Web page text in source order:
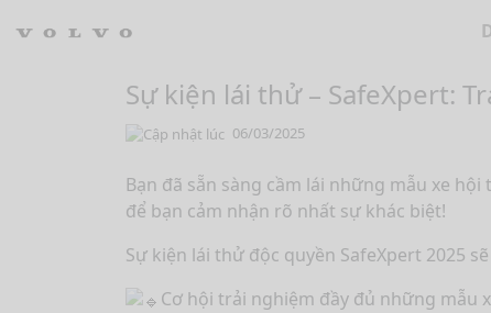
Sự kiện lái thử – SafeXpert:
06/03/2025
Bạn đã sẵn sàng cầm lái những mẫu xe
để bạn cảm nhận rõ nhất sự khác biệt!
Sự kiện lái thử độc quyền SafeXpert 2025
Cơ hội trải nghiệm đầy đủ những mẫu